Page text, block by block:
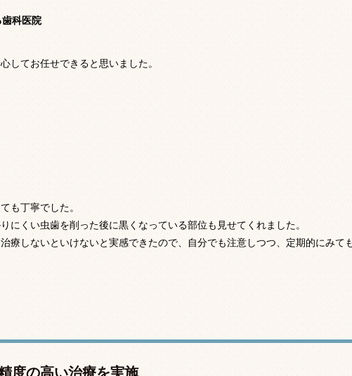
科医院
してお任せできると思いました。
も丁寧でした。
にくい虫歯を削った後に黒くなっている部位も見せてくれました。
療しないといけないと実感できたので、自分でも注意しつつ、定期的にみて
度の高い治療を実施